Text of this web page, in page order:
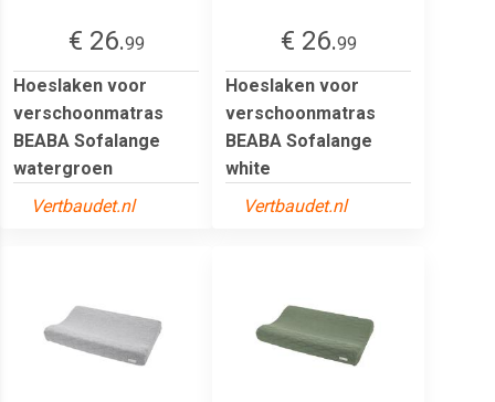
€ 26.99
Hoeslaken voor
verschoonmatras
BEABA Sofalange
watergroen
Vertbaudet.nl
€ 26.99
Hoeslaken voor
verschoonmatras
BEABA Sofalange
white
Vertbaudet.nl